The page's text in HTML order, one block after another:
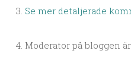
3. Se mer detaljerade
4. Moderator på bloggen är